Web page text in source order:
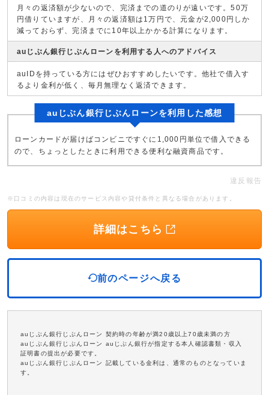
月々の返済額が少ないので、完済までの道のりが遠いです。50万
円借りていますが、月々の返済額は1万円で、元金が2,000円しか
減っておらず、完済までに10年以上かかる計算になります。
auじぶん銀行じぶんローンを利用する人へのアドバイス
auIDを持っている方にはぜひおすすめしたいです。他社で借入す
るより金利が低く、毎月無理なく返済できます。
auじぶん銀行じぶんローンを利用した感想
ローンカードが届けばコンビニですぐに1,000円単位で借入できる
ので、ちょっとしたときに利用できる便利な融資商品です。
違反報告
※口コミの内容は現在のサービス内容や貸付条件と異なる場合があります。
詳細はこちら
前のページへ戻る
auじぶん銀行じぶんローン 契約時の年齢が満20歳以上70歳未満の方
auじぶん銀行じぶんローン auじぶん銀行が指定する本人確認書類・収入
証明書の提出が必要です。
auじぶん銀行じぶんローン 記載している金利は、通常のものとなっていま
す。